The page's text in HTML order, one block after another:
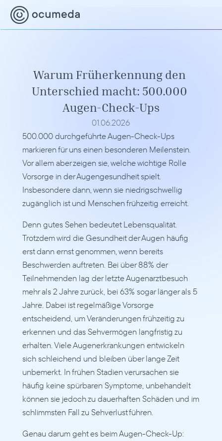
Warum Früherkennung den
Unterschied macht: 500.000
Augen-Check-Ups
01.06.2026
500.000 durchgeführte Augen-Check-Ups
markieren für uns einen besonderen Meilenstein.
Vor allem aber zeigen sie, welche wichtige Rolle
Vorsorge in der Augengesundheit spielt.
Insbesondere dann, wenn sie niedrigschwellig
zugänglich ist und Menschen frühzeitig erreicht.
Denn gutes Sehen bedeutet Lebensqualität.
Trotzdem wird die Gesundheit der Augen häufig
erst dann ernst genommen, wenn bereits
Beschwerden auftreten. Bei über 88% der
Teilnehmenden lag der letzte Augenarztbesuch
mehr als 2 Jahre zurück, bei 63% sogar länger als 5
Jahre. Dabei ist regelmäßige Vorsorge
entscheidend, um Veränderungen frühzeitig zu
erkennen und das Sehvermögen langfristig zu
erhalten. Viele Augenerkrankungen entwickeln
sich schleichend und bleiben über lange Zeit
unbemerkt. In frühen Stadien verursachen sie
häufig keine spürbaren Symptome, unbehandelt
können sie jedoch zu dauerhaften Schäden und im
schlimmsten Fall zu Sehverlust führen.
Genau darum geht es beim Augen-Check-Up: